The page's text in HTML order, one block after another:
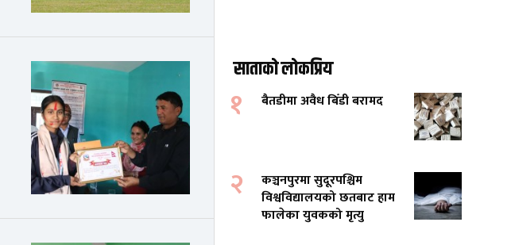
साताको लोकप्रिय
१ बैतडीमा अवैध बिँडी बरामद
२
कञ्चनपुरमा सुदूरपश्चिम
विश्वविद्यालयको छतबाट हाम
फालेका युवकको मृत्यु